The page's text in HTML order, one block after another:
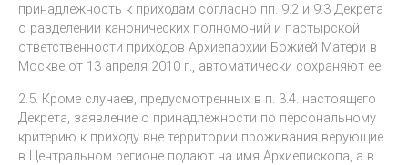
принадлежность к приходам согласно пп. 9.2 и 9.3 Декрета
о разделении канонических полномочий и пастырской
ответственности приходов Архиепархии Божией Матери в
Москве от 13 апреля 2010 г., автоматически сохраняют ее.
2.5. Кроме случаев, предусмотренных в п. 3.4. настоящего
Декрета, заявление о принадлежности по персональному
критерию к приходу вне территории проживания верующие
в Центральном регионе подают на имя Архиепископа, а в